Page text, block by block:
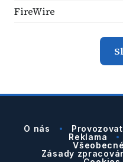
FireWire
O nás
Reklama
Zásady